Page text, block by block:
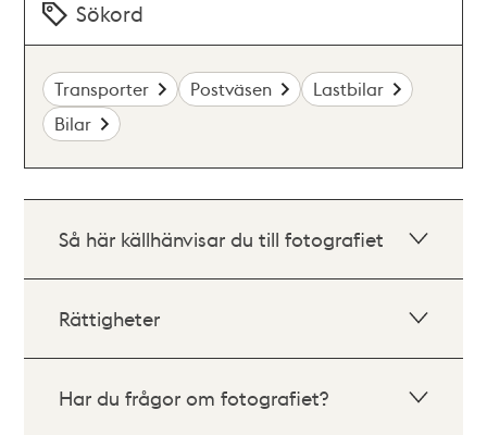
Sökord
Transporter Postväsen
Lastbilar
Bilar
Så här källhänvisar du till fotografiet
Rättigheter
Har du frågor om fotografiet?